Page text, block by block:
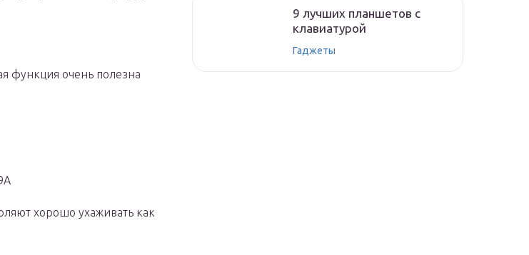
функция очень полезна
хорошо ухаживать как
9 лучших планшетов с
клавиатурой
Гаджеты